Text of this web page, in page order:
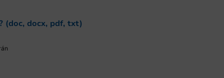
(doc, docx, pdf, txt)